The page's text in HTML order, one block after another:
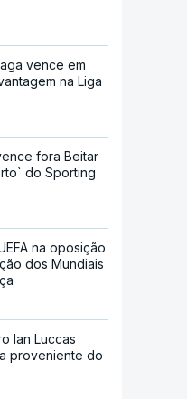
vence em
na Liga
fora Beitar
do Sporting
na oposição
dos Mundiais
Ian Luccas
proveniente do